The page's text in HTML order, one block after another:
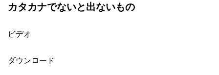
カタカナでないと出ないもの
ビデオ
ダウンロード